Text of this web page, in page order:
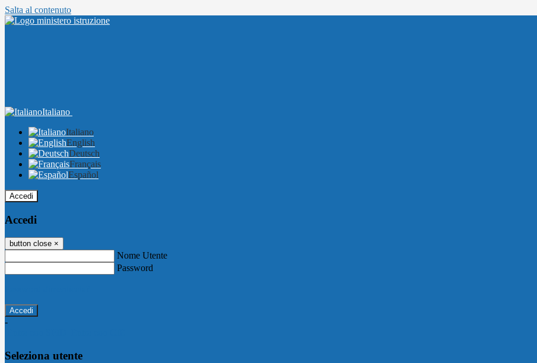
Salta al contenuto
Italiano
Italiano
English
Deutsch
Français
Español
Accedi
Accedi
button close ×
Nome Utente
Password
-
Seleziona utente